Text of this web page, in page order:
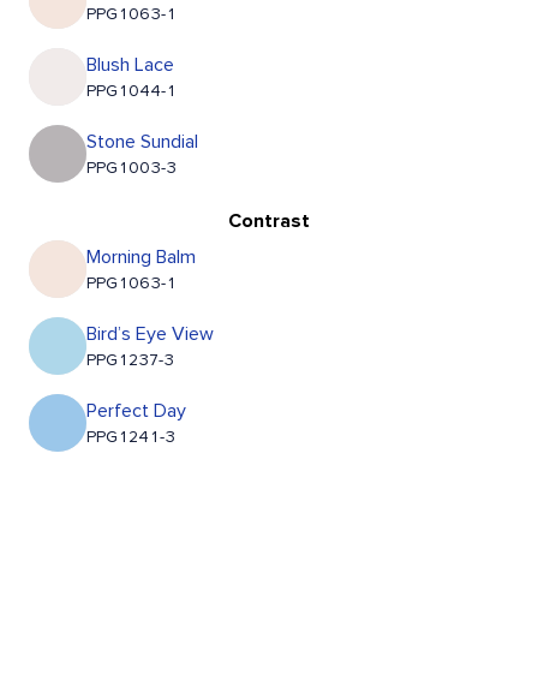
PPG1063-1
Blush Lace
PPG1044-1
Stone Sundial
PPG1003-3
Contrast
Morning Balm
PPG1063-1
Bird’s Eye View
PPG1237-3
Perfect Day
PPG1241-3